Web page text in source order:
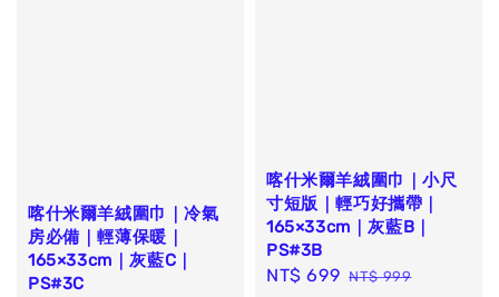
喀什米爾羊絨圍巾｜冷氣
房必備｜輕薄保暖｜
165×33cm｜灰藍C｜
PS#3C
喀什米爾羊絨圍巾｜小尺
寸短版｜輕巧好攜帶｜
165×33cm｜灰藍B｜
PS#3B
Sale
NT$ 699 Regular
NT$ 999